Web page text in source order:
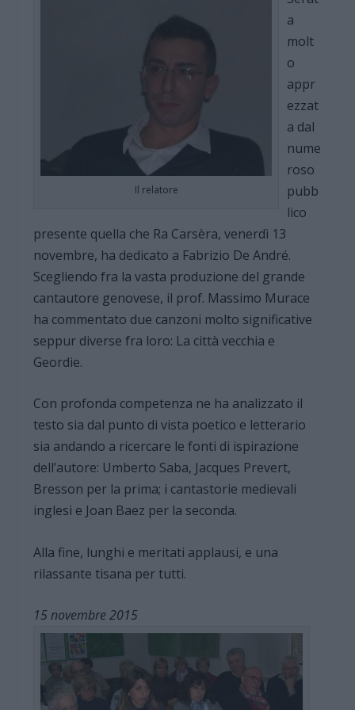
Il relatore
a
molt
o
appr
ezzat
a dal
nume
roso
pubb
lico
presente quella che Ra Carsèra, venerdì 13
novembre, ha dedicato a Fabrizio De André.
Scegliendo fra la vasta produzione del grande
cantautore genovese, il prof. Massimo Murace
ha commentato due canzoni molto significative
seppur diverse fra loro: La città vecchia e
Geordie.
Con profonda competenza ne ha analizzato il
testo sia dal punto di vista poetico e letterario
sia andando a ricercare le fonti di ispirazione
dell’autore: Umberto Saba, Jacques Prevert,
Bresson per la prima; i cantastorie medievali
inglesi e Joan Baez per la seconda.
Alla fine, lunghi e meritati applausi, e una
rilassante tisana per tutti.
15 novembre 2015